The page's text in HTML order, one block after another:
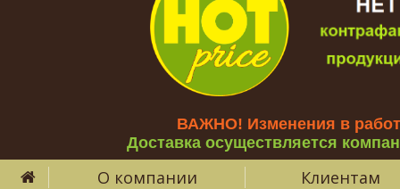
ВАЖНО! Изменения в
Доставка осуществляется
О компании Клиентам